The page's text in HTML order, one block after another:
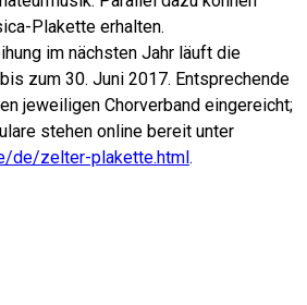
Plakette erhalten.
im nächsten Jahr läuft die
zum 30. Juni 2017. Entsprechende
jeweiligen Chorverband eingereicht;
stehen online bereit unter
de/zelter-plakette.html.